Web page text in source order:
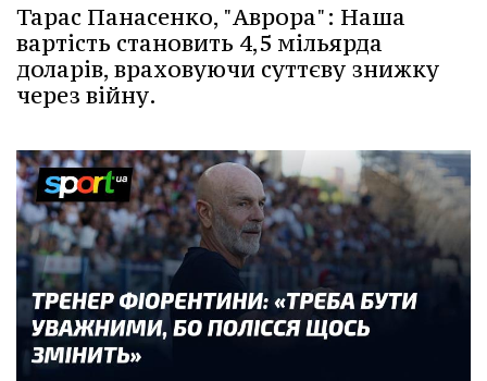
Тарас Панасенко, "Аврора": Наша
вартість становить 4,5 мільярда
доларів, враховуючи суттєву знижку
через війну.